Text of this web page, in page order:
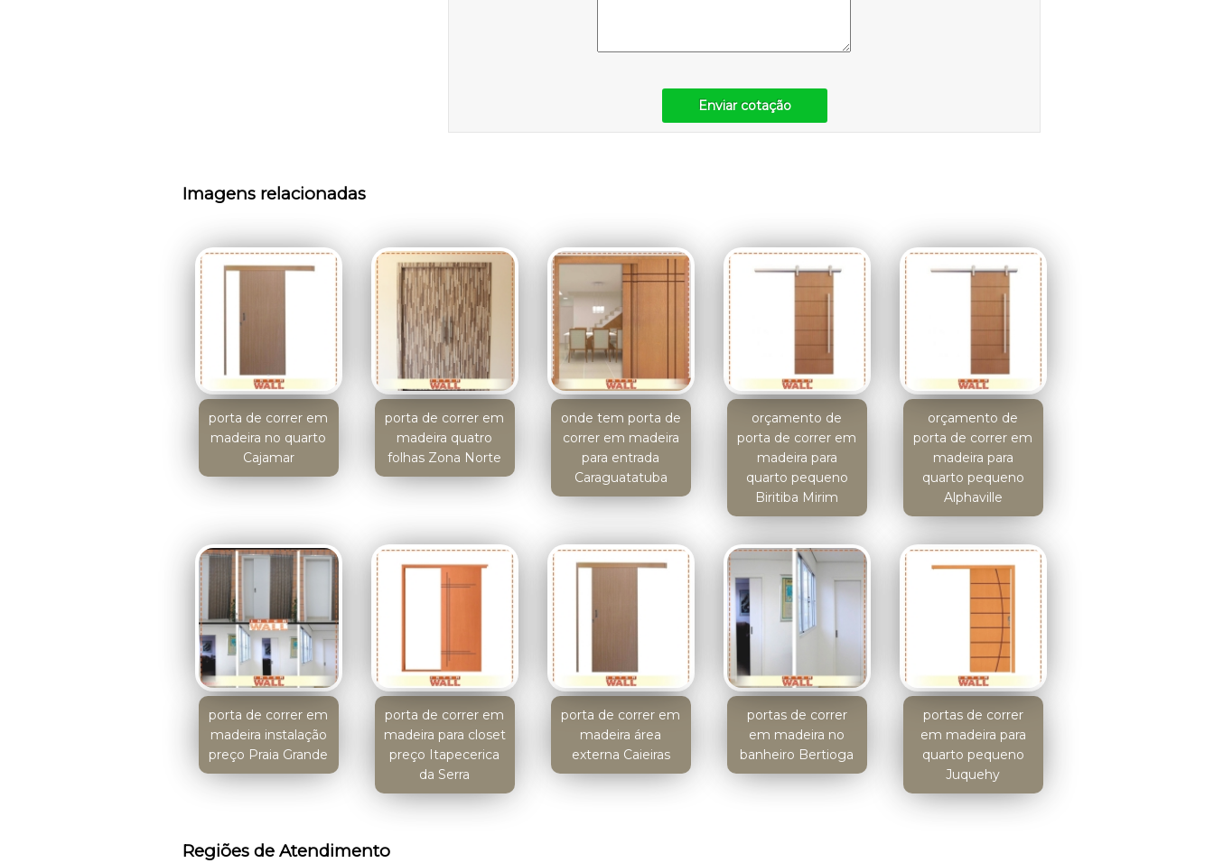
Enviar cotação
Imagens relacionadas
porta de correr em
madeira no quarto
Cajamar
porta de correr em
madeira quatro
folhas Zona Norte
onde tem porta de
correr em madeira
para entrada
Caraguatatuba
orçamento de
porta de correr em
madeira para
quarto pequeno
Biritiba Mirim
orçamento de
porta de correr em
madeira para
quarto pequeno
Alphaville
porta de correr em
madeira instalação
preço Praia Grande
porta de correr em
madeira para closet
preço Itapecerica
da Serra
porta de correr em
madeira área
externa Caieiras
portas de correr
em madeira no
banheiro Bertioga
portas de correr
em madeira para
quarto pequeno
Juquehy
Regiões de Atendimento